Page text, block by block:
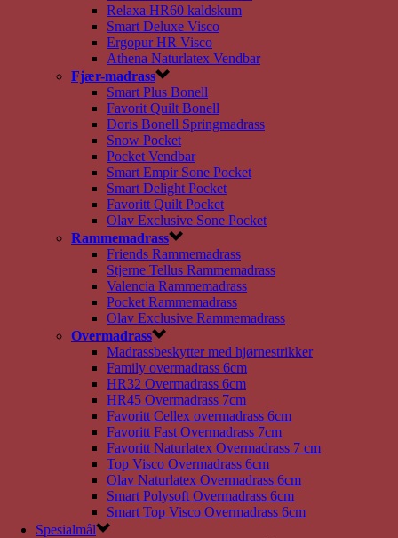
Relaxa HR60 kaldskum
Smart Deluxe Visco
Ergopur HR Visco
Athena Naturlatex Vendbar
Fjær-madrass
Smart Plus Bonell
Favorit Quilt Bonell
Doris Bonell Springmadrass
Snow Pocket
Pocket Vendbar
Smart Empir Sone Pocket
Smart Delight Pocket
Favoritt Quilt Pocket
Olav Exclusive Sone Pocket
Rammemadrass
Friends Rammemadrass
Stjerne Tellus Rammemadrass
Valencia Rammemadrass
Pocket Rammemadrass
Olav Exclusive Rammemadrass
Overmadrass
Madrassbeskytter med hjørnestrikker
Family overmadrass 6cm
HR32 Overmadrass 6cm
HR45 Overmadrass 7cm
Favoritt Cellex overmadrass 6cm
Favoritt Fast Overmadrass 7cm
Favoritt Naturlatex Overmadrass 7 cm
Top Visco Overmadrass 6cm
Olav Naturlatex Overmadrass 6cm
Smart Polysoft Overmadrass 6cm
Smart Top Visco Overmadrass 6cm
Spesialmål